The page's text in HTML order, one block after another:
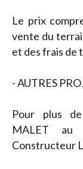
Le prix
vente du
et des frais de
- AUTRES
Pour plus
MALET au
Constructeur